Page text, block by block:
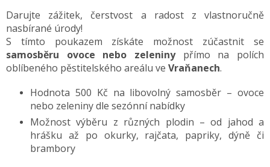
Darujte zážitek, čerstvost a radost z vlastnoručně
nasbírané úrody!
S tímto poukazem získáte možnost zúčastnit se
samosběru ovoce nebo zeleninypřímo na polích
oblíbeného pěstitelského areálu ve Vraňanech.
Hodnota 500 Kč na libovolný samosběr – ovoce
nebo zeleniny dle sezónní nabídky
Možnost výběru z různých plodin – od jahod a
hrášku až po okurky, rajčata, papriky, dýně či
brambory